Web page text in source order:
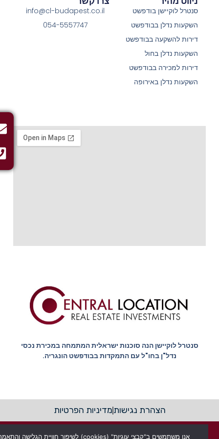
סנטרל לוקיישן הנה סוכנות ישראלית המתמחה במכירת נכסי
נדל"ן בחו"ל עם התמקדות בבודפשט הונגריה.
סנטרל לוקיישן בודפשט
השקעות נדלן בבודפשט
דירות להשקעה בבודפשט
השקעות נדלן בחול
דירות למכירה בבודפשט
השקעות נדלן באירופה
info@cl-budapest.co.il
054-5557747
הצהרת נגישותמדיניות הפרטיות
© כל הזכויות שמורות סנטרל לוקיישן בודפשט - Central location
אנו משתמשים ב"קבצי עוגיות" (cookies) לשיפור חוויית הגלישה והתאמת